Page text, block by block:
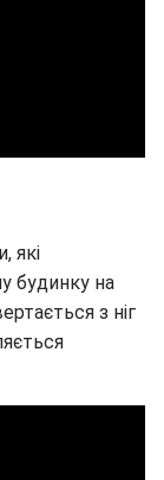
які
будинку на
з ніг